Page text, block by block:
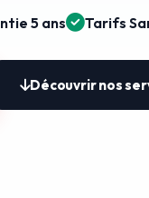
5 ans Tarifs
Découvrir nos